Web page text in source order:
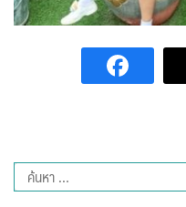
สวัสดีปัวโฮมสเตย์
อิงขว้างโฮมสเตย์
ค้นหา
สำหรับ: